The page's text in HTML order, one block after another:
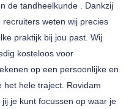
de tandheelkunde . Dankzij
weten wij precies
praktijk bij jou past. Wij
kosteloos voor
op een persoonlijke en
hele traject. Rovidam
je kunt focussen op waar je